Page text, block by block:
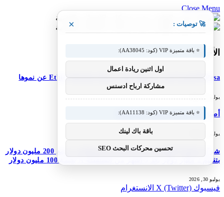
Close Menu
الأحدث
M-Pesa إثيوبيا تعزز خدماتها؛ تعلن شركة Ethio Telecom عن نموها
يوليو 30, 2026
أصبح DJI Osmo Pocket 4P عالميًا
يوليو 30, 2026
شركة Simile الناشئة ذات المستخدم الاصطناعي تجمع 200 مليون دولار
بتقييم 2 مليار دولار بعد 5 أشهر من السلسلة A بقيمة 100 مليون دولار
يوليو 30, 2026
فيسبوك X (Twitter) الانستغرام
🚀 توصيات : ×
⭐ باقة متميزة VIP (كود: AA38045):
اول اثنين ريادة اعمال
مشاركة ارباح ادسنس
⭐ باقة متميزة VIP (كود: AA11138):
باقة باك لينك
تحسين محركات البحث SEO